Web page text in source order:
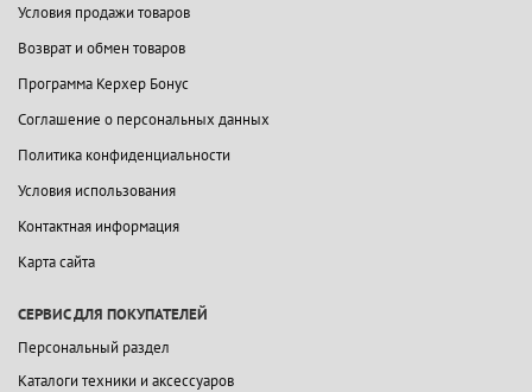
Условия продажи товаров
Возврат и обмен товаров
Программа Керхер Бонус
Соглашение о персональных данных
Политика конфиденциальности
Условия использования
Контактная информация
Карта сайта
СЕРВИС ДЛЯ ПОКУПАТЕЛЕЙ
Персональный раздел
Каталоги техники и аксессуаров